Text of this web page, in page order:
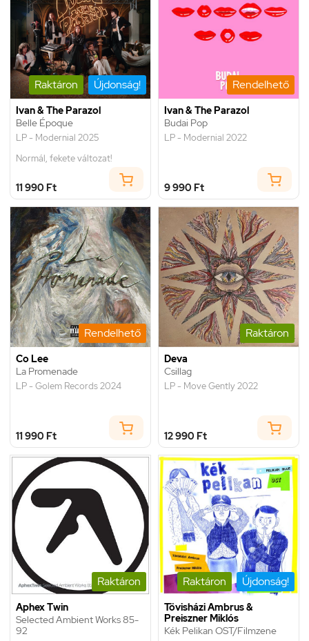
Raktáron Újdonság!
Ivan & The Parazol
Belle Époque
LP - Modernial 2025
Normál, fekete változat!
11 990 Ft
Rendelhető
Ivan & The Parazol
Budai Pop
LP - Modernial 2022
9 990 Ft
Rendelhető
Co Lee
La Promenade
LP - Golem Records 2024
11 990 Ft
Raktáron
Deva
Csillag
LP - Move Gently 2022
12 990 Ft
Raktáron
Aphex Twin
Selected Ambient Works 85-
92
Raktáron Újdonság!
Tövisházi Ambrus &
Preiszner Miklós
Kék Pelikan OST/Filmzene